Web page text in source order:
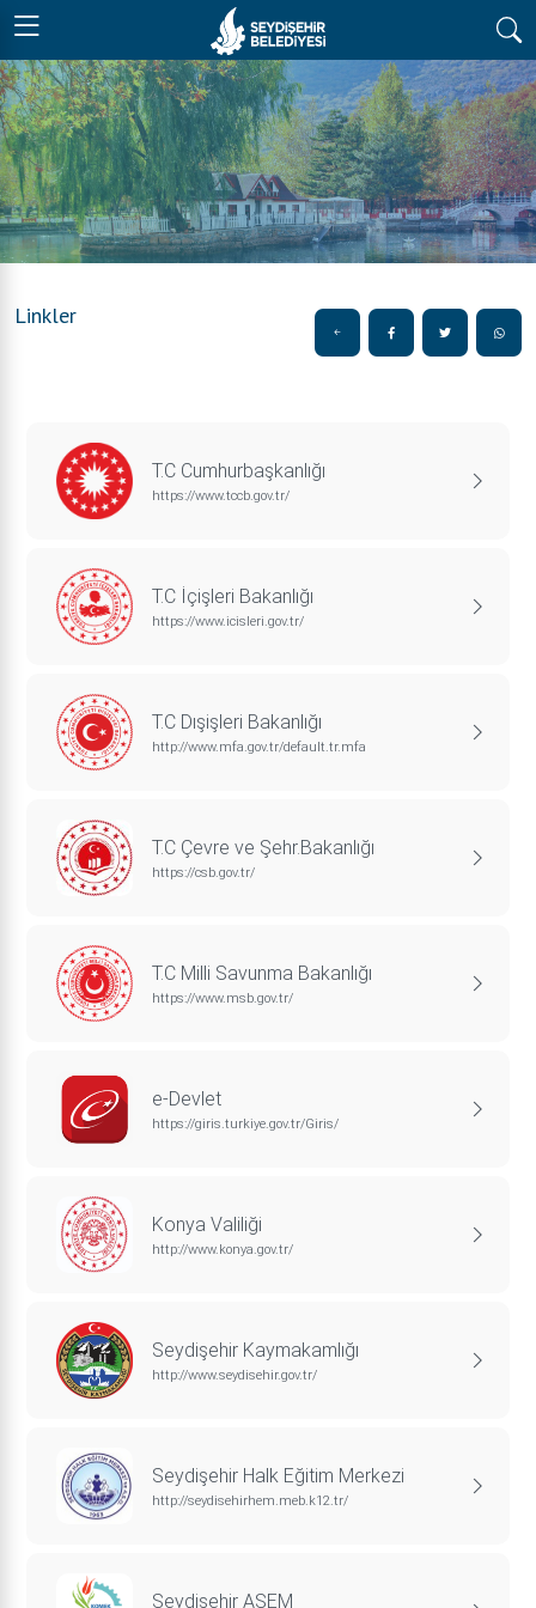
Linkler
T.C Cumhurbaşkanlığı
https://www.tccb.gov.tr/
T.C İçişleri Bakanlığı
https://www.icisleri.gov.tr/
T.C Dışişleri Bakanlığı
http://www.mfa.gov.tr/default.tr.mfa
T.C Çevre ve Şehr.Bakanlığı
https://csb.gov.tr/
T.C Milli Savunma Bakanlığı
https://www.msb.gov.tr/
e-Devlet
https://giris.turkiye.gov.tr/Giris/
Konya Valiliği
http://www.konya.gov.tr/
Seydişehir Kaymakamlığı
http://www.seydisehir.gov.tr/
Seydişehir Halk Eğitim Merkezi
http://seydisehirhem.meb.k12.tr/
Seydişehir ASEM